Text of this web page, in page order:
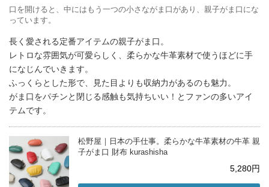
口を開けると、中にはもう一つの小さながま口があり、親子がま口にな
っています。
長く愛される定番アイテムの親子がま口。
レトロな雰囲気が可愛らしく、柔らかな牛革素材で使うほどに手
になじんでいきます。
ふっくらとした形で、見た目よりも収納力があるのも魅力。
がま口をパチンと閉じる感触も気持ちいい！とファンの多いアイ
テムです。
松野屋｜日本の手仕事。柔らかな牛革素材の牛革 親
子がま口 財布 kurashisha
5,280円